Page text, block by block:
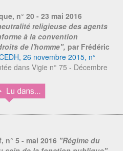
, n° 20 - 23 mai 2016
religieuse des agents
à la convention
de l'homme", par Frédéric
26 novembre 2015, n°
dans Vigie n° 75 - Décembre
, n° 5 - mai 2016 "Régime du